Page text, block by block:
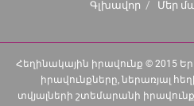
Գլխավոր Մեր
Հեղինակային իրավունք © 2015
իրավունքները, ներառյալ
տվյալների շտեմարանի